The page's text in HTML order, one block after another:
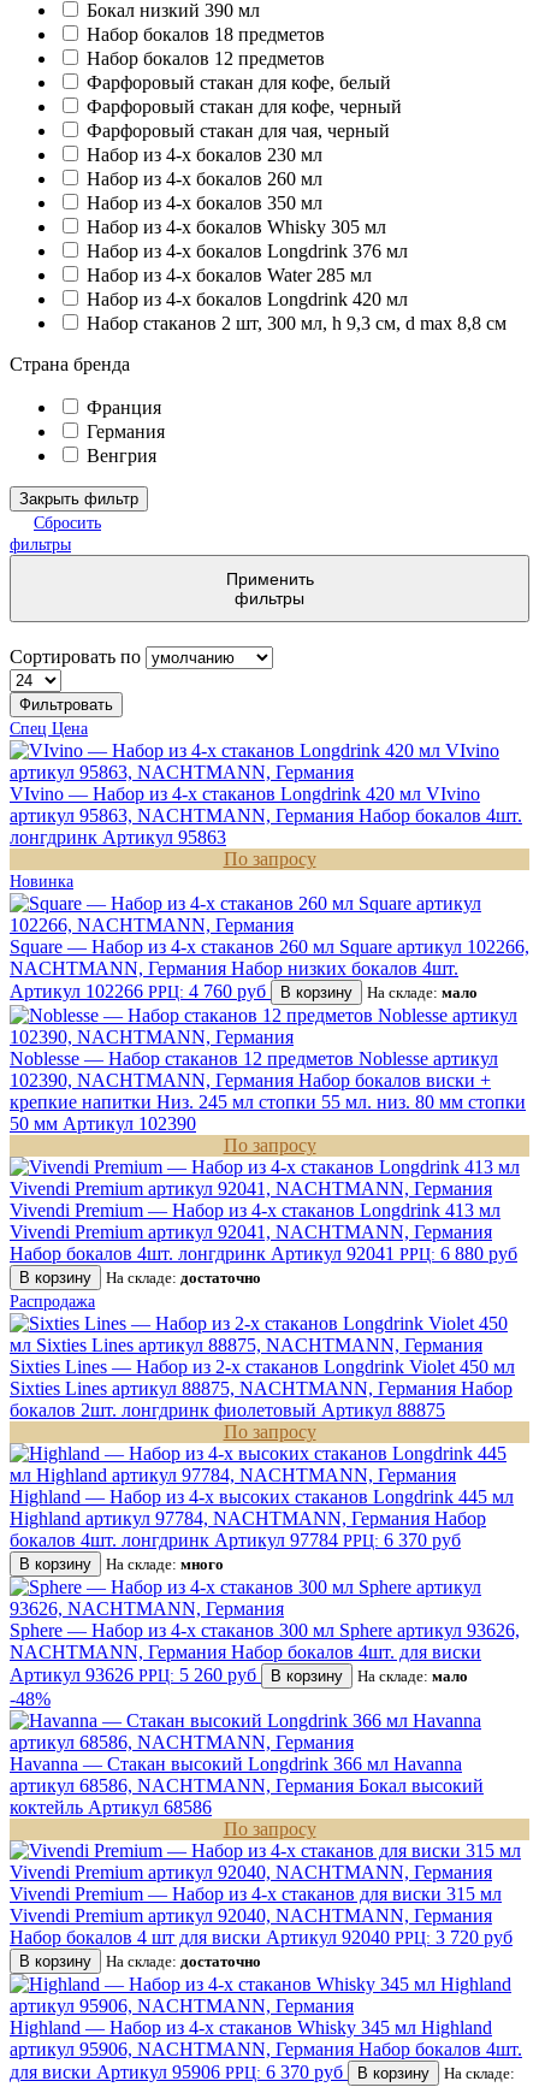
Бокал низкий 390 мл
Набор бокалов 18 предметов
Набор бокалов 12 предметов
Фарфоровый стакан для кофе, белый
Фарфоровый стакан для кофе, черный
Фарфоровый стакан для чая, черный
Набор из 4-х бокалов 230 мл
Набор из 4-х бокалов 260 мл
Набор из 4-х бокалов 350 мл
Набор из 4-х бокалов Whisky 305 мл
Набор из 4-х бокалов Longdrink 376 мл
Набор из 4-х бокалов Water 285 мл
Набор из 4-х бокалов Longdrink 420 мл
Набор стаканов 2 шт, 300 мл, h 9,3 см, d max 8,8 см
Страна бренда
Франция
Германия
Венгрия
Закрыть фильтр
Сбросить
фильтры
Применить
фильтры
Сортировать по
Фильтровать
Спец Цена
VIvino — Набор из 4-х стаканов Longdrink 420 мл VIvino
артикул 95863, NACHTMANN, Германия Набор бокалов 4шт.
лонгдринк Артикул 95863
По запросу
Новинка
Square — Набор из 4-х стаканов 260 мл Square артикул 102266,
NACHTMANN, Германия Набор низких бокалов 4шт.
Артикул 102266 РРЦ: 4 760 руб В корзину На складе: мало
Noblesse — Набор стаканов 12 предметов Noblesse артикул
102390, NACHTMANN, Германия Набор бокалов виски +
крепкие напитки Низ. 245 мл стопки 55 мл. низ. 80 мм стопки
50 мм Артикул 102390
По запросу
Vivendi Premium — Набор из 4-х стаканов Longdrink 413 мл
Vivendi Premium артикул 92041, NACHTMANN, Германия
Набор бокалов 4шт. лонгдринк Артикул 92041 РРЦ: 6 880 руб
В корзину На складе: достаточно
Распродажа
Sixties Lines — Набор из 2-х стаканов Longdrink Violet 450 мл
Sixties Lines артикул 88875, NACHTMANN, Германия Набор
бокалов 2шт. лонгдринк фиолетовый Артикул 88875
По запросу
Highland — Набор из 4-х высоких стаканов Longdrink 445 мл
Highland артикул 97784, NACHTMANN, Германия Набор
бокалов 4шт. лонгдринк Артикул 97784 РРЦ: 6 370 руб
В корзину На складе: много
Sphere — Набор из 4-х стаканов 300 мл Sphere артикул 93626,
NACHTMANN, Германия Набор бокалов 4шт. для виски
Артикул 93626 РРЦ: 5 260 руб В корзину На складе: мало
-48%
Havanna — Стакан высокий Longdrink 366 мл Havanna
артикул 68586, NACHTMANN, Германия Бокал высокий
коктейль Артикул 68586
По запросу
Vivendi Premium — Набор из 4-х стаканов для виски 315 мл
Vivendi Premium артикул 92040, NACHTMANN, Германия
Набор бокалов 4 шт для виски Артикул 92040 РРЦ: 3 720 руб
В корзину На складе: достаточно
Highland — Набор из 4-х стаканов Whisky 345 мл Highland
артикул 95906, NACHTMANN, Германия Набор бокалов 4шт.
для виски Артикул 95906 РРЦ: 6 370 руб В корзину
На складе: